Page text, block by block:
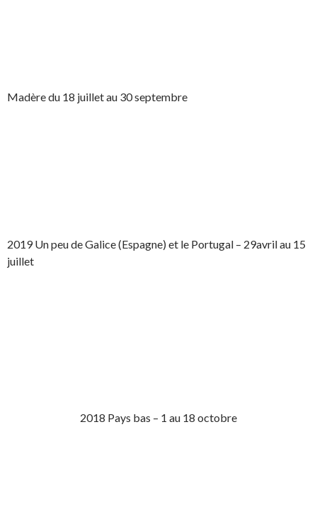
Madère du 18 juillet au 30 septembre
2019 Un peu de Galice (Espagne) et le Portugal – 29avril au 15
juillet
2018 Pays bas – 1 au 18 octobre